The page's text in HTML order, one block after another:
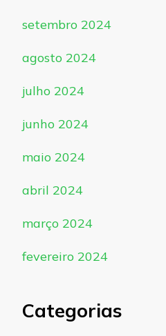
setembro 2024
agosto 2024
julho 2024
junho 2024
maio 2024
abril 2024
março 2024
fevereiro 2024
Categorias